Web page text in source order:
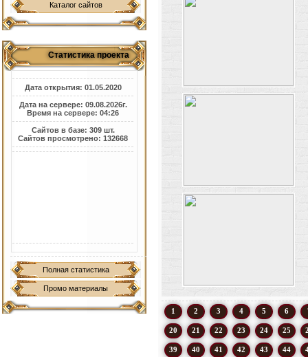
Каталог сайтов
Статистика проекта
Дата открытия: 01.05.2020
Дата на сервере: 09.08.2026г.
Время на сервере: 04:26
Сайтов в базе: 309 шт.
Сайтов просмотрено: 132668
Полная статистика
Промо материалы
1 2 3 4 5 6
20 21 22 23 24 25
39 40 41 42 43 44